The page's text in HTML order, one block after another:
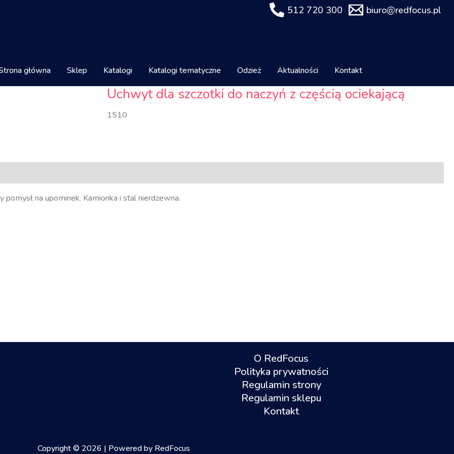
512 720 300 biuro@redfocus.pl
główna Sklep Katalogi Katalogi tematyczne Odzież Aktualności Kontakt
Uchwyt dla szczotki do naczyń z częścią ociekającą
1510
na upominek. Kamionka i stal nierdzewna.
O RedFocus
Polityka prywatności
Regulamin strony
Regulamin sklepu
Kontakt
Copyright © 2026 | Powered by RedFocus